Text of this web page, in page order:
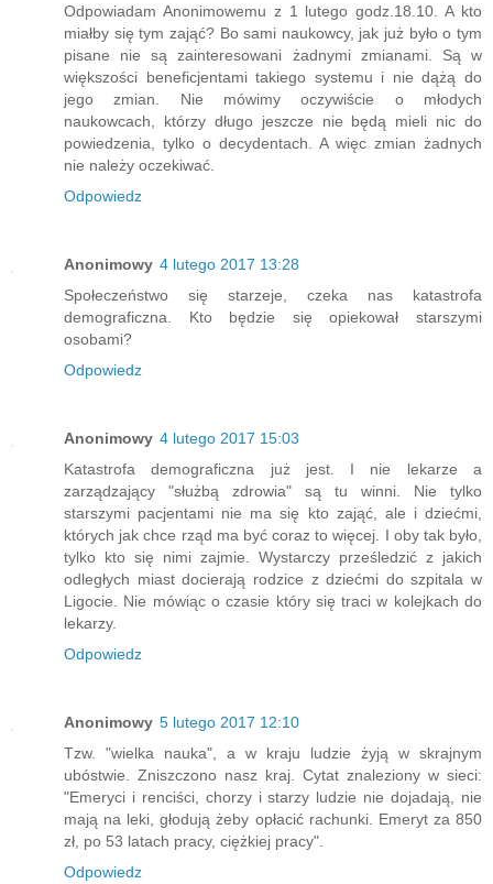
Odpowiadam Anonimowemu z 1 lutego godz.18.10. A kto
miałby się tym zająć? Bo sami naukowcy, jak już było o tym
pisane nie są zainteresowani żadnymi zmianami. Są w
większości beneficjentami takiego systemu i nie dążą do
jego zmian. Nie mówimy oczywiście o młodych
naukowcach, którzy długo jeszcze nie będą mieli nic do
powiedzenia, tylko o decydentach. A więc zmian żadnych
nie należy oczekiwać.
Odpowiedz
Anonimowy 4 lutego 2017 13:28
Społeczeństwo się starzeje, czeka nas katastrofa
demograficzna. Kto będzie się opiekował starszymi
osobami?
Odpowiedz
Anonimowy 4 lutego 2017 15:03
Katastrofa demograficzna już jest. I nie lekarze a
zarządzający "służbą zdrowia" są tu winni. Nie tylko
starszymi pacjentami nie ma się kto zająć, ale i dziećmi,
których jak chce rząd ma być coraz to więcej. I oby tak było,
tylko kto się nimi zajmie. Wystarczy prześledzić z jakich
odległych miast docierają rodzice z dziećmi do szpitala w
Ligocie. Nie mówiąc o czasie który się traci w kolejkach do
lekarzy.
Odpowiedz
Anonimowy 5 lutego 2017 12:10
Tzw. "wielka nauka", a w kraju ludzie żyją w skrajnym
ubóstwie. Zniszczono nasz kraj. Cytat znaleziony w sieci:
"Emeryci i renciści, chorzy i starzy ludzie nie dojadają, nie
mają na leki, głodują żeby opłacić rachunki. Emeryt za 850
zł, po 53 latach pracy, ciężkiej pracy".
Odpowiedz